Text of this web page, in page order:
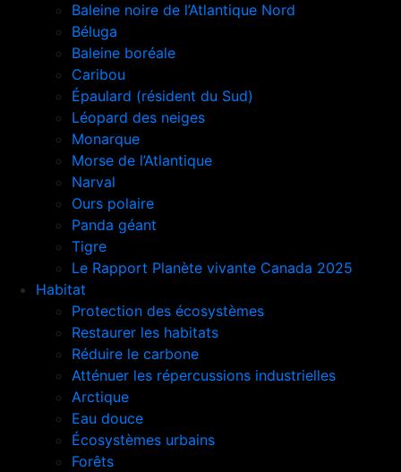
Baleine noire de l’Atlantique Nord
Béluga
Baleine boréale
Caribou
Épaulard (résident du Sud)
Léopard des neiges
Monarque
Morse de l’Atlantique
Narval
Ours polaire
Panda géant
Tigre
Le Rapport Planète vivante Canada 2025
Habitat
Protection des écosystèmes
Restaurer les habitats
Réduire le carbone
Atténuer les répercussions industrielles
Arctique
Eau douce
Écosystèmes urbains
Forêts